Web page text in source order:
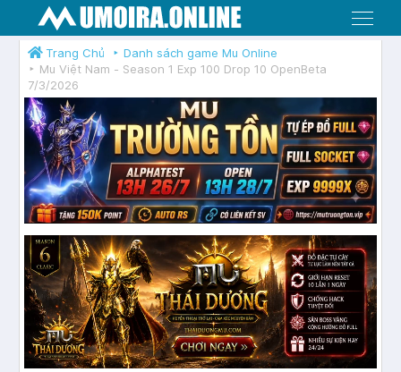
Menu
Trang Chủ
Danh sách game Mu Online
Mu Việt Nam - Season 1 Exp 100 Drop 10 OpenBeta
7/3/2026